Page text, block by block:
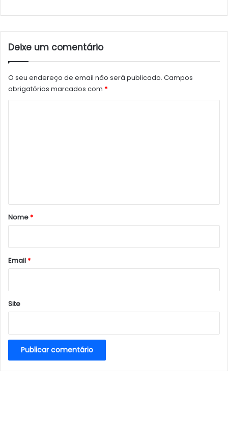
Deixe um comentário
O seu endereço de email não será publicado. Campos
obrigatórios marcados com *
r
*
Nome*
Email*
Site